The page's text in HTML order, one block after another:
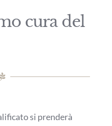
cura del
si prenderà